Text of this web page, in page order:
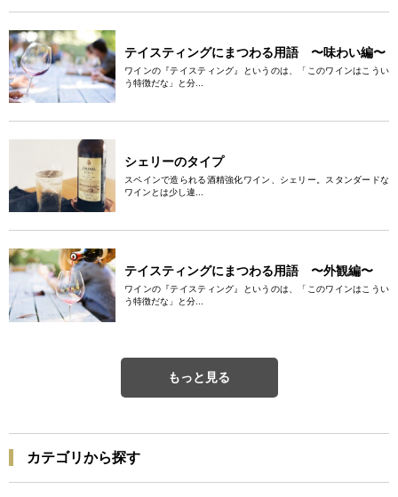
テイスティングにまつわる用語 〜味わい編〜
ワインの『テイスティング』というのは、「このワインはこうい
う特徴だな」と分...
シェリーのタイプ
スペインで造られる酒精強化ワイン、シェリー。スタンダードな
ワインとは少し違...
テイスティングにまつわる用語 〜外観編〜
ワインの『テイスティング』というのは、「このワインはこうい
う特徴だな」と分...
もっと見る
カテゴリから探す